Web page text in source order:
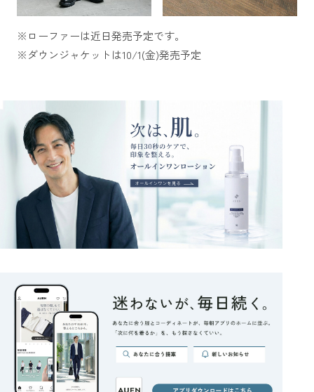
※ローファーは近日発売予定です。
※ダウンジャケットは10/1(金)発売予定